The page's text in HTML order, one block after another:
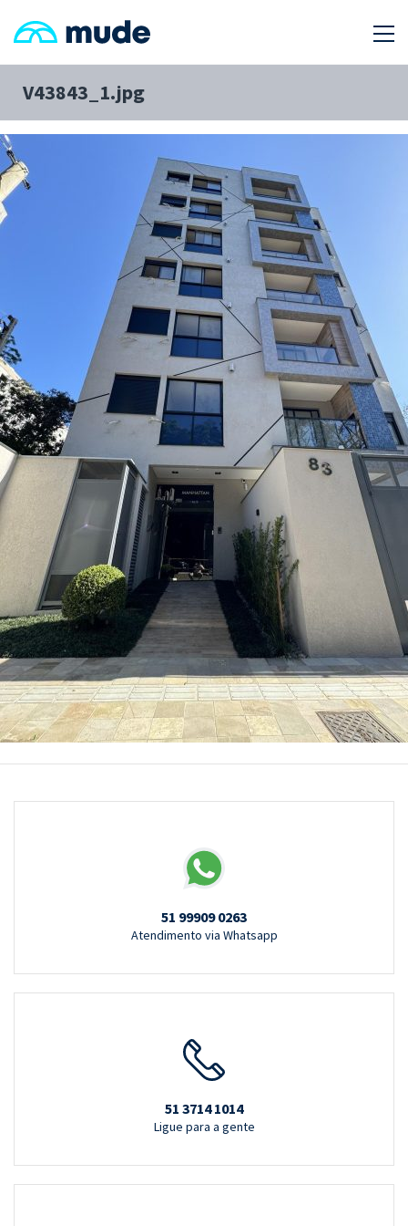
V43843_1.jpg
51 99909 0263
Atendimento via Whatsapp
51 3714 1014
Ligue para a gente